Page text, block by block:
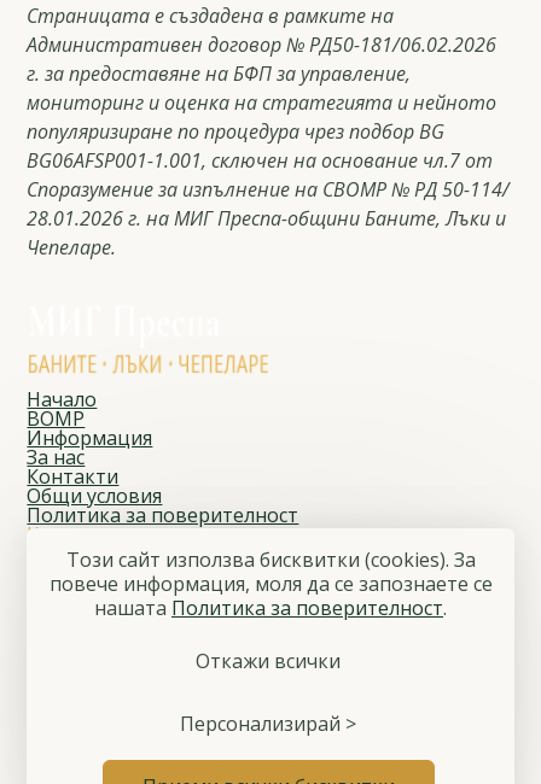
Страницата е създадена в рамките на
Административен договор № РД50-181/06.02.2026
г. за предоставяне на БФП за управление,
мониторинг и оценка на стратегията и нейното
популяризиране по процедура чрез подбор BG
BG06AFSP001-1.001, сключен на основание чл.7 от
Споразумение за изпълнение на СВОМР № РД 50-114/
28.01.2026 г. на МИГ Преспа-общини Баните, Лъки и
Чепеларе.
Начало
ВОМР
Информация
За нас
Контакти
Общи условия
Политика за поверителност
Контакти
Адрес
Чепеларе, ул. „Йордан Данчев“ № 1
E-mail
migprespa@gmail.com
Управление на бисквитките
Този сайт използва бисквитки (cookies). За
повече информация, моля да се запознаете се
нашaтa Политика за поверителност.
Откажи всички
Персонализирай >